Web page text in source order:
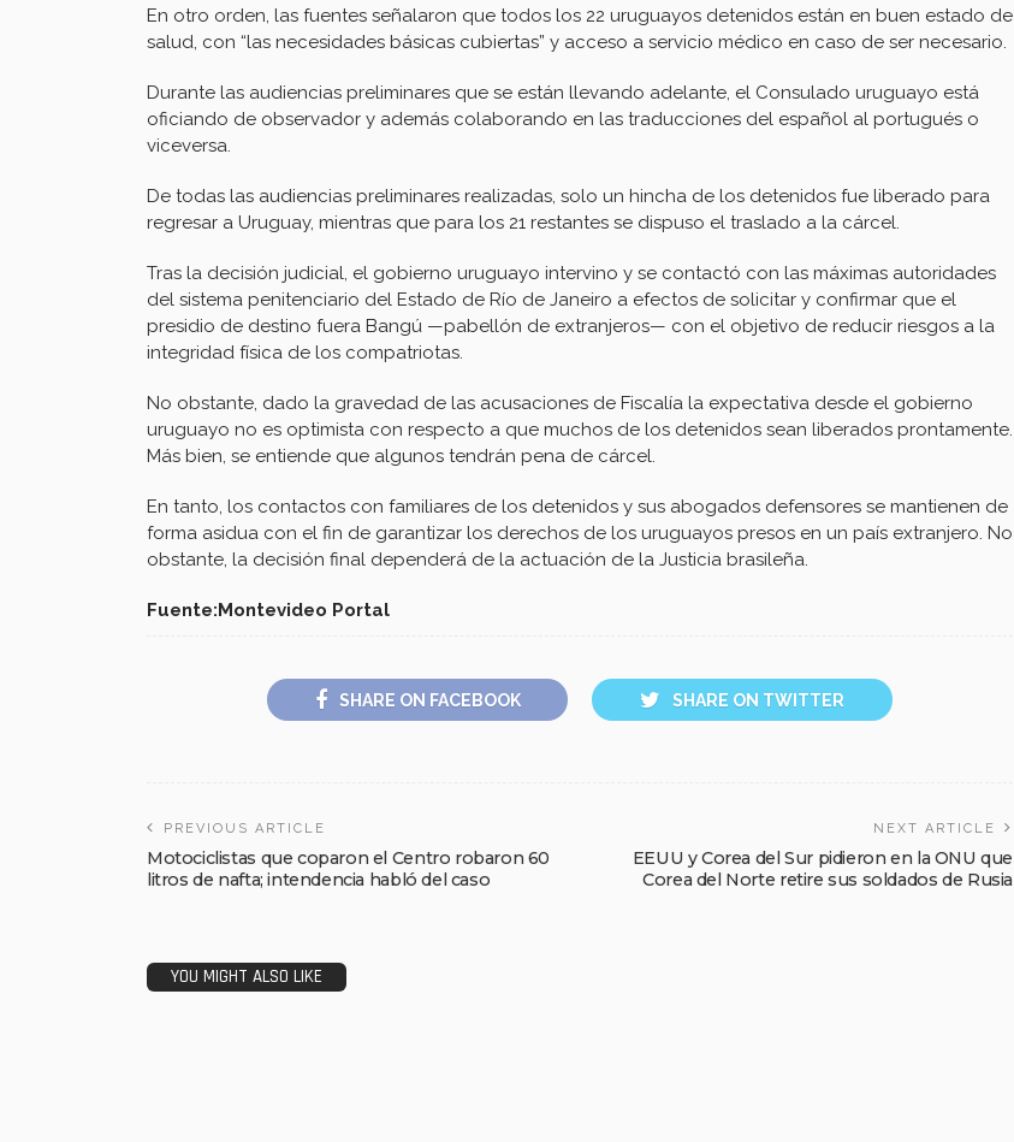
En otro orden, las fuentes señalaron que todos los 22 uruguayos detenidos están en buen estado de
salud, con “las necesidades básicas cubiertas” y acceso a servicio médico en caso de ser necesario.
Durante las audiencias preliminares que se están llevando adelante, el Consulado uruguayo está
oficiando de observador y además colaborando en las traducciones del español al portugués o
viceversa.
De todas las audiencias preliminares realizadas, solo un hincha de los detenidos fue liberado para
regresar a Uruguay, mientras que para los 21 restantes se dispuso el traslado a la cárcel.
Tras la decisión judicial, el gobierno uruguayo intervino y se contactó con las máximas autoridades
del sistema penitenciario del Estado de Río de Janeiro a efectos de solicitar y confirmar que el
presidio de destino fuera Bangú —pabellón de extranjeros— con el objetivo de reducir riesgos a la
integridad física de los compatriotas.
No obstante, dado la gravedad de las acusaciones de Fiscalía la expectativa desde el gobierno
uruguayo no es optimista con respecto a que muchos de los detenidos sean liberados prontamente.
Más bien, se entiende que algunos tendrán pena de cárcel.
En tanto, los contactos con familiares de los detenidos y sus abogados defensores se mantienen de
forma asidua con el fin de garantizar los derechos de los uruguayos presos en un país extranjero. No
obstante, la decisión final dependerá de la actuación de la Justicia brasileña.
Fuente:Montevideo Portal
SHARE ON FACEBOOK SHARE ON TWITTER
PREVIOUS ARTICLE
Motociclistas que coparon el Centro robaron 60
litros de nafta; intendencia habló del caso
NEXT ARTICLE
EEUU y Corea del Sur pidieron en la ONU que
Corea del Norte retire sus soldados de Rusia
YOU MIGHT ALSO LIKE